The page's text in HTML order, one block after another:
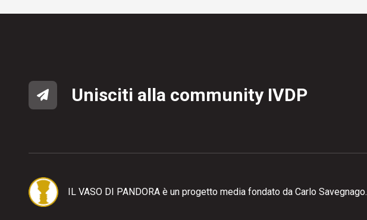
Unisciti alla community IVDP
IL VASO DI PANDORA è un progetto media fondato da Carlo Savegnago.